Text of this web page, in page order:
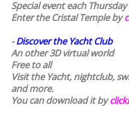
Special event each
Enter the Cristal Temple by
-Discover the Yacht Club
An other 3D virtual world
Free to all
Visit the Yacht, nightclub,
and more.
You can download it by